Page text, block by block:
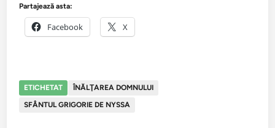
Partajează asta:
Facebook X
ETICHETAT
ÎNĂLŢAREA DOMNULUI
SFÂNTUL GRIGORIE DE NYSSA